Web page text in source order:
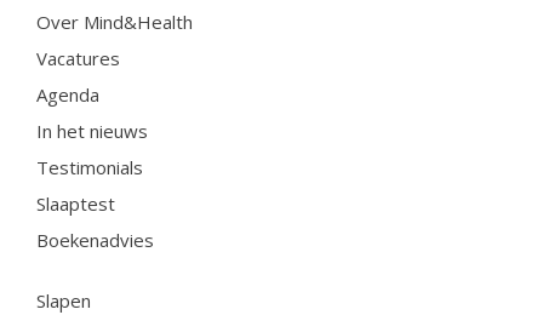
Over Mind&Health
Vacatures
Agenda
In het nieuws
Testimonials
Slaaptest
Boekenadvies
Slapen